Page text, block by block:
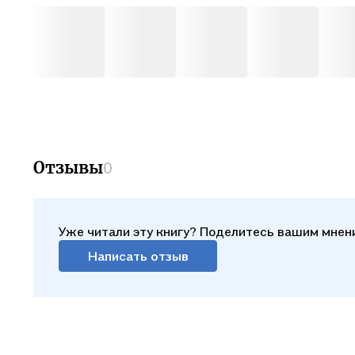
Отзывы0
Уже читали эту книгу? Поделитесь вашим
Написать отзыв